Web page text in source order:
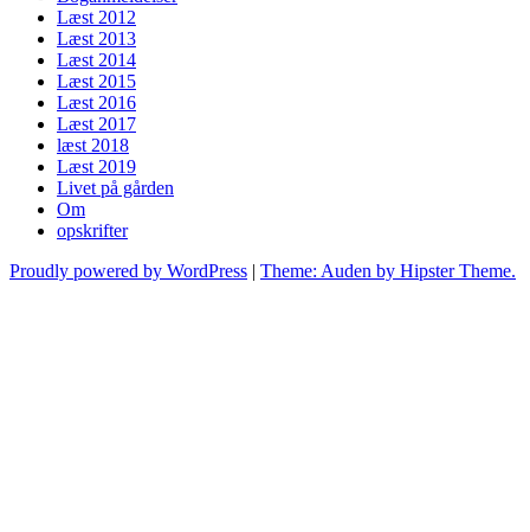
Læst 2012
Læst 2013
Læst 2014
Læst 2015
Læst 2016
Læst 2017
læst 2018
Læst 2019
Livet på gården
Om
opskrifter
Proudly powered by WordPress | Theme: Auden by Hipster Theme.